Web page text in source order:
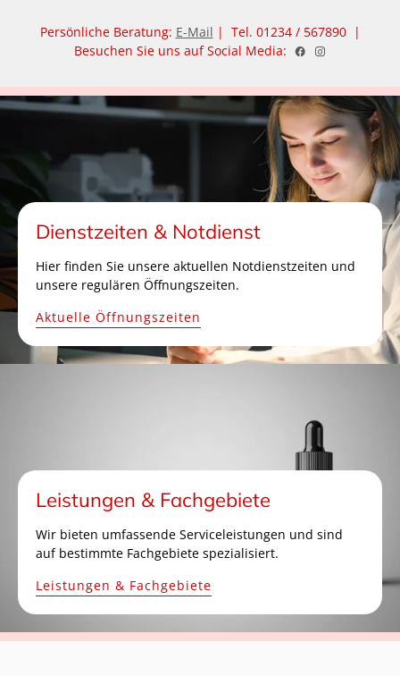
Persönliche Beratung: E-Mail | Tel. 01234 / 567890 |
Besuchen Sie uns auf Social Media:
Dienstzeiten & Notdienst
Hier finden Sie unsere aktuellen Notdienstzeiten und
unsere regulären Öffnungszeiten.
Aktuelle Öffnungszeiten
Leistungen & Fachgebiete
Wir bieten umfassende Serviceleistungen und sind
auf bestimmte Fachgebiete spezialisiert.
Leistungen & Fachgebiete